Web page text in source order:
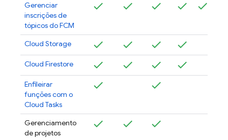
Gerenciar
inscrições de
tópicos doFCM
Cloud Storage
Cloud Firestore
Enfileirar
funções com o
Cloud Tasks
Gerenciamento
de projetos